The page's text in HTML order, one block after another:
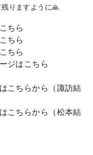
りますように🙏
ちら
ちら
ちら
ジはこちら
こちらから（諏訪結
こちらから（松本結